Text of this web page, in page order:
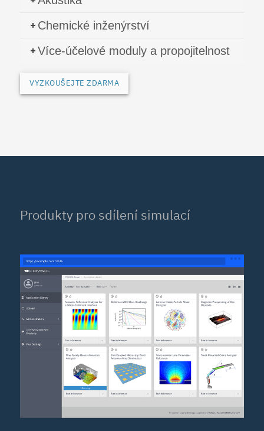
Chemické inženýrství
Více-účelové moduly a propojitelnost
VYZKOUŠEJTE ZDARMA
Produkty pro sdílení simulací